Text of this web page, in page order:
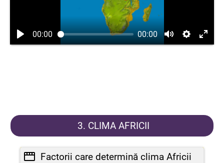
00:00 00:00
3. CLIMA AFRICII
Factorii care determină clima Africii